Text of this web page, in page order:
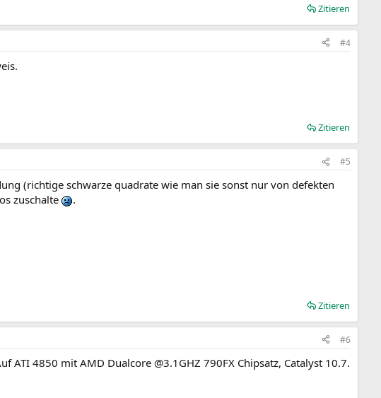
Zitieren
#4
Zitieren
#5
(richtige schwarze quadrate wie man sie sonst nur von defekten
zuschalte
.
Zitieren
#6
ATI 4850 mit AMD Dualcore @3.1GHZ 790FX Chipsatz, Catalyst 10.7.